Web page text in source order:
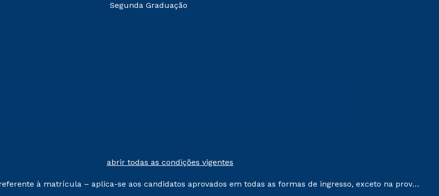
Segunda Graduação
abrir todas as condições vigentes
à matrícula – aplica-se aos candidatos aprovados em todas as formas de ingresso, exceto na prova